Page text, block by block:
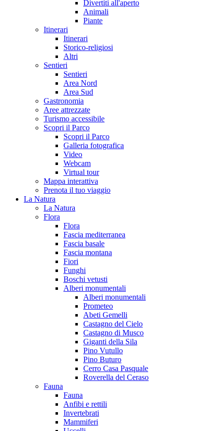
Divertiti all'aperto
Animali
Piante
Itinerari
Itinerari
Storico-religiosi
Altri
Sentieri
Sentieri
Area Nord
Area Sud
Gastronomia
Aree attrezzate
Turismo accessibile
Scopri il Parco
Scopri il Parco
Galleria fotografica
Video
Webcam
Virtual tour
Mappa interattiva
Prenota il tuo viaggio
La Natura
La Natura
Flora
Flora
Fascia mediterranea
Fascia basale
Fascia montana
Fiori
Funghi
Boschi vetusti
Alberi monumentali
Alberi monumentali
Prometeo
Abeti Gemelli
Castagno del Cielo
Castagno di Musco
Giganti della Sila
Pino Vutullo
Pino Buturo
Cerro Casa Pasquale
Roverella del Ceraso
Fauna
Fauna
Anfibi e rettili
Invertebrati
Mammiferi